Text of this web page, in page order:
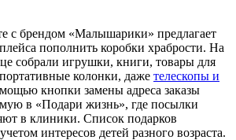
с брендом «Малышарики» предлагает
пополнить коробки храбрости. На
собрали игрушки, книги, товары для
колонки, даже телескопы и
кнопки замены адреса заказы
в «Подари жизнь», где посылки
в клиники. Список подарков
интересов детей разного возраста.